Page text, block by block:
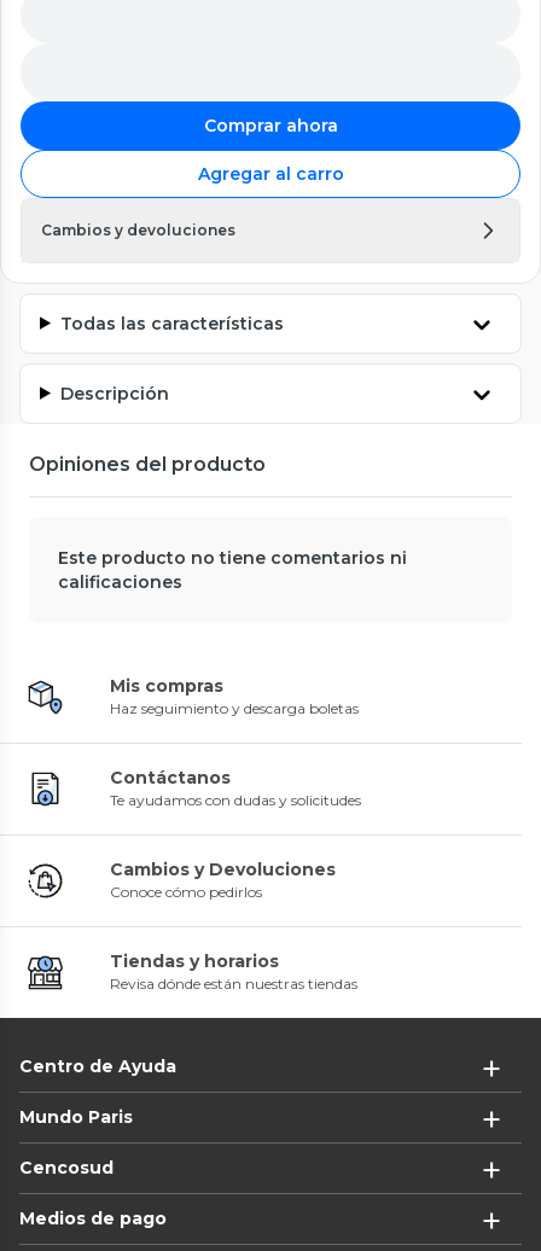
Comprar ahora
Agregar al carro
Cambios y devoluciones
Todas las características
Descripción
Opiniones del producto
Este producto no tiene comentarios ni
calificaciones
Mis compras
Haz seguimiento y descarga boletas
Contáctanos
Te ayudamos con dudas y solicitudes
Cambios y Devoluciones
Conoce cómo pedirlos
Tiendas y horarios
Revisa dónde están nuestras tiendas
Centro de Ayuda
Mundo Paris
Cencosud
Medios de pago